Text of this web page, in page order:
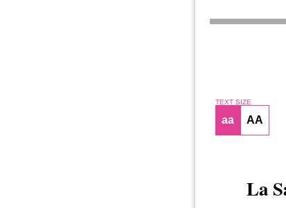
TEXT SIZE
aa AA
La